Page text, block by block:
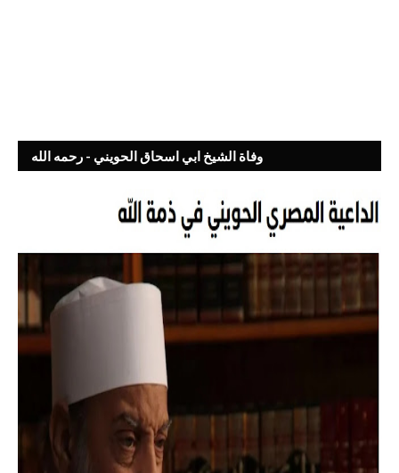
وفاة الشيخ ابي اسحاق الحويني - رحمه الله